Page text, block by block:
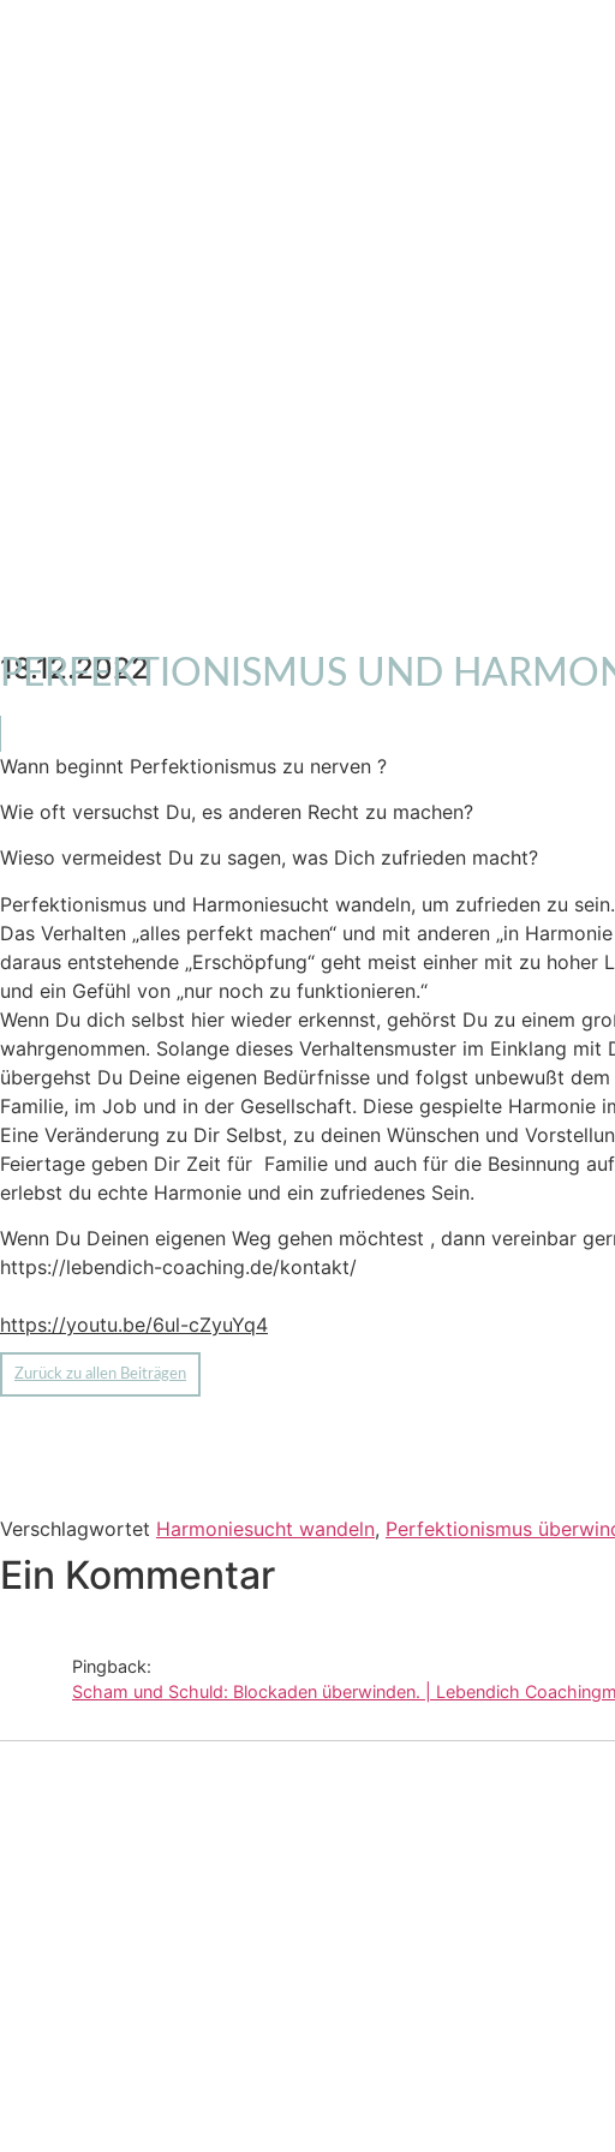
18.12.2022
PERFEKTIONISMUS UND
Wann beginnt Perfektionismus zu nerven ?
Wie oft versuchst Du, es anderen Recht zu machen?
Wieso vermeidest Du zu sagen, was Dich zufrieden macht?
Perfektionismus und Harmoniesucht wandeln, um zufrieden zu
Das Verhalten „alles perfekt machen“ und mit anderen „in
daraus entstehende „Erschöpfung“ geht meist einher mit zu
und ein Gefühl von „nur noch zu funktionieren.“
Wenn Du dich selbst hier wieder erkennst, gehörst Du zu einem
wahrgenommen. Solange dieses Verhaltensmuster im Einklang
übergehst Du Deine eigenen Bedürfnisse und folgst unbewußt
Familie, im Job und in der Gesellschaft. Diese gespielte Harmonie
Eine Veränderung zu Dir Selbst, zu deinen Wünschen und
Feiertage geben Dir Zeit für Familie und auch für die Besinnung
erlebst du echte Harmonie und ein zufriedenes Sein.
Wenn Du Deinen eigenen Weg gehen möchtest , dann vereinbar
https://lebendich-coaching.de/kontakt/
https://youtu.be/6ul-cZyuYq4
Zurück zu allen Beiträgen
Verschlagwortet Harmoniesucht wandeln, Perfektionismus
Ein Kommentar
Pingback:
Scham und Schuld: Blockaden überwinden. | Lebendich